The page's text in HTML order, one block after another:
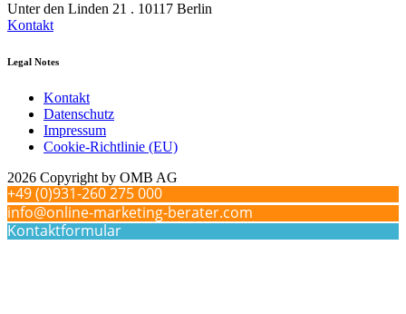
Unter den Linden 21 . 10117 Berlin
Kontakt
Legal Notes
Kontakt
Datenschutz
Impressum
Cookie-Richtlinie (EU)
2026 Copyright by OMB AG
+49 (0)931-260 275 000
info@online-marketing-berater.com
Kontaktformular